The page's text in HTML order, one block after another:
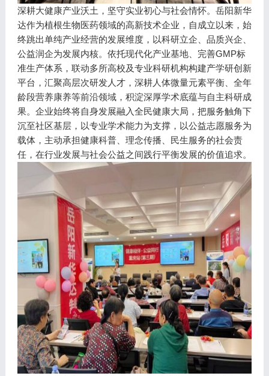
深耕大健康产业沃土，坚守实业初心与社会情怀。岳阳新华
达作为植根生物医药领域的高新技术企业，自成立以来，始
终跳出单纯产业经营的发展维度，以科研立企、品质兴企、
公益润企为发展内核。依托现代化产业基地、完善GMP标
准生产体系，联动多所高校及专业科研机构构建产学研创新
平台，汇聚高层次研发人才，深耕人体微量元素平衡、全年
龄段营养康养等前沿领域，积淀深厚学术底蕴与自主科研成
果。企业始终将自身发展融入全民健康大局，把服务触角下
沉至社区基层，以专业学术能力为支撑，以公益志愿服务为
载体，主动承担健康科普、理念传播、民生服务的社会责
任，在行业发展与社会公益之间践行平衡发展的价值追求。